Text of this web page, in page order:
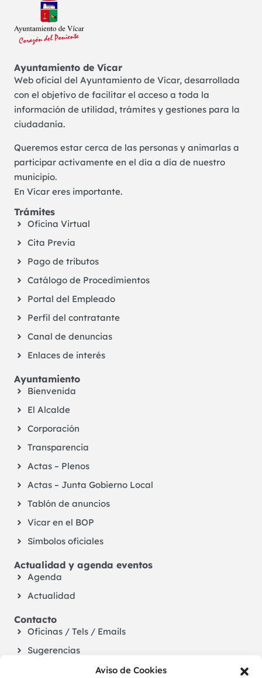
Aviso de Cookies
Ayuntamiento de Vícar
Web oficial del Ayuntamiento de Vícar, desarrollada
con el objetivo de facilitar el acceso a toda la
información de utilidad, trámites y gestiones para la
ciudadanía.
Queremos estar cerca de las personas y animarlas a
participar activamente en el día a día de nuestro
municipio.
En Vícar eres importante.
Trámites
Oficina Virtual
Cita Previa
Pago de tributos
Catálogo de Procedimientos
Portal del Empleado
Perfil del contratante
Canal de denuncias
Enlaces de interés
Ayuntamiento
Bienvenida
El Alcalde
Corporación
Transparencia
Actas – Plenos
Actas – Junta Gobierno Local
Tablón de anuncios
Vícar en el BOP
Símbolos oficiales
Actualidad y agenda eventos
Agenda
Actualidad
Contacto
Oficinas / Tels / Emails
Sugerencias